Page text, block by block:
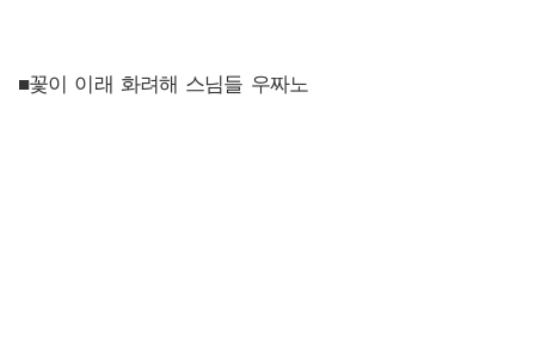
■꽃이 이래 화려해 스님들 우짜노